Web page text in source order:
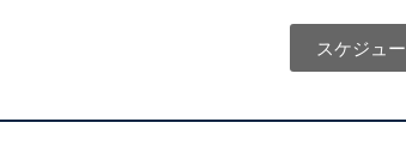
スケジュ